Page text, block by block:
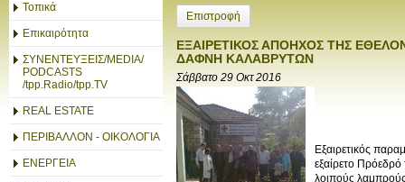
Τοπικά
Επικαιρότητα
ΣΥΝΕΝΤΕΥΞΕΙΣ/MEDIA/
PODCASTS
/tpp.Radio/tpp.TV
REAL ESTATE
ΠΕΡΙΒΑΛΛΟΝ - ΟΙΚΟΛΟΓΙΑ
ΕΝΕΡΓΕΙΑ
Επιστροφή
ΕΞΑΙΡΕΤΙΚΟΣ ΑΠΟΗΧΟΣ ΤΗΣ
ΔΑΦΝΗ ΚΑΛΑΒΡΥΤΩΝ
Σάββατο 29 Οκτ 2016
Εξαιρετικός
εξαίρετο
λοιπούς